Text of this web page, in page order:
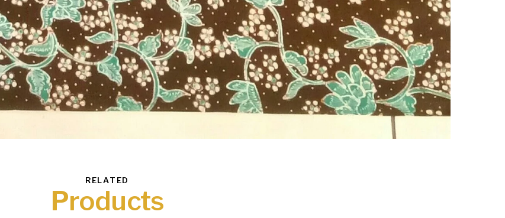
RELATED
Products